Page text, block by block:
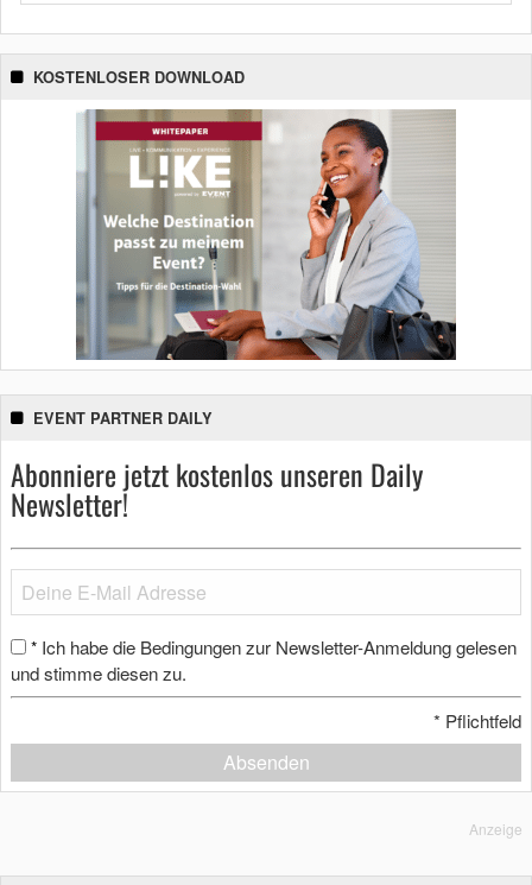
KOSTENLOSER DOWNLOAD
EVENT PARTNER DAILY
Abonniere jetzt kostenlos unseren Daily
Newsletter!
* Ich habe die Bedingungen zur Newsletter-Anmeldung gelesen
und stimme diesen zu.
* Pflichtfeld
Absenden
Anzeige